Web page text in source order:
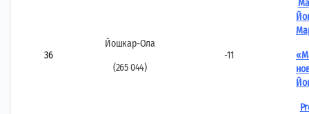
36
Йошкар-Ола
(265 044)
-11